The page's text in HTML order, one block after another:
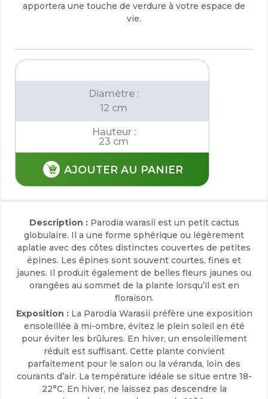
apportera une touche de verdure à votre espace de
vie.
Diamètre :
12 cm
Hauteur :
23 cm
AJOUTER AU PANIER
Description :Parodia warasii est un petit cactus
globulaire. Il a une forme sphérique ou légèrement
aplatie avec des côtes distinctes couvertes de petites
épines. Les épines sont souvent courtes, fines et
jaunes. Il produit également de belles fleurs jaunes ou
orangées au sommet de la plante lorsqu’il est en
floraison.
Exposition :La Parodia Warasii préfère une exposition
ensoleillée à mi-ombre, évitez le plein soleil en été
pour éviter les brûlures. En hiver, un ensoleillement
réduit est suffisant. Cette plante convient
parfaitement pour le salon ou la véranda, loin des
courants d’air. La température idéale se situe entre 18-
22°C. En hiver, ne laissez pas descendre la